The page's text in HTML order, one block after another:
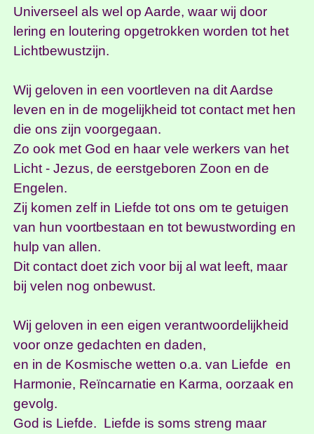
Universeel als wel op Aarde, waar wij door
lering en loutering opgetrokken worden tot het
Lichtbewustzijn.
Wij geloven in een voortleven na dit Aardse
leven en in de mogelijkheid tot contact met hen
die ons zijn voorgegaan.
Zo ook met God en haar vele werkers van het
Licht - Jezus, de eerstgeboren Zoon en de
Engelen.
Zij komen zelf in Liefde tot ons om te getuigen
van hun voortbestaan en tot bewustwording en
hulp van allen.
Dit contact doet zich voor bij al wat leeft, maar
bij velen nog onbewust.
Wij geloven in een eigen verantwoordelijkheid
voor onze gedachten en daden,
en in de Kosmische wetten o.a. van Liefde en
Harmonie, Reïncarnatie en Karma, oorzaak en
gevolg.
God is Liefde. Liefde is soms streng maar